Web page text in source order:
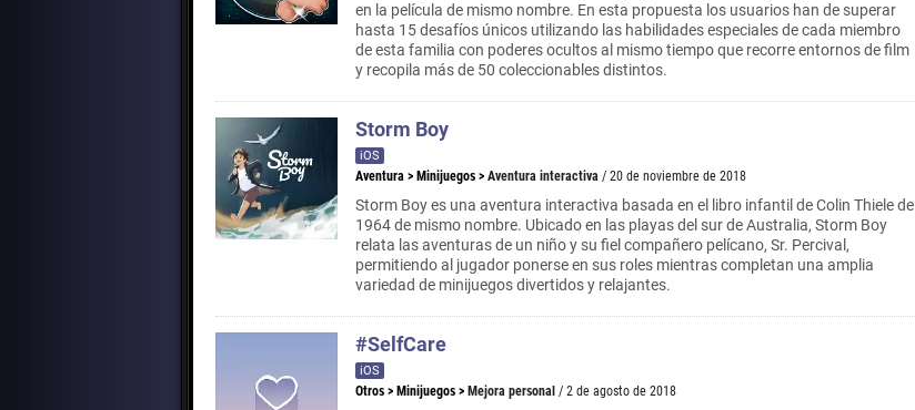
en la película de mismo nombre. En esta propuesta los usuarios han de superar
hasta 15 desafíos únicos utilizando las habilidades especiales de cada miembro
de esta familia con poderes ocultos al mismo tiempo que recorre entornos de film
y recopila más de 50 coleccionables distintos.
Storm Boy
iOS
Aventura > Minijuegos > Aventura interactiva / 20 de noviembre de 2018
Storm Boy es una aventura interactiva basada en el libro infantil de Colin Thiele de
1964 de mismo nombre. Ubicado en las playas del sur de Australia, Storm Boy
relata las aventuras de un niño y su fiel compañero pelícano, Sr. Percival,
permitiendo al jugador ponerse en sus roles mientras completan una amplia
variedad de minijuegos divertidos y relajantes.
#SelfCare
iOS
Otros > Minijuegos > Mejora personal / 2 de agosto de 2018